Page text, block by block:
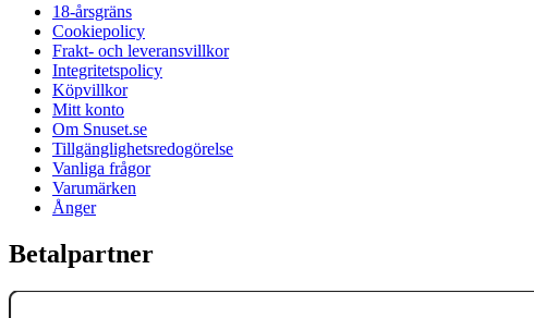
18-årsgräns
Cookiepolicy
Frakt- och leveransvillkor
Integritetspolicy
Köpvillkor
Mitt konto
Om Snuset.se
Tillgänglighetsredogörelse
Vanliga frågor
Varumärken
Ånger
Betalpartner